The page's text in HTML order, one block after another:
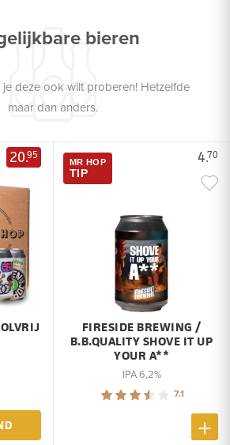
bieren
deze ook wilt proberen! Hetzelfde
maar dan anders.
20.95 4.70
MR HOP
TIP
FIRESIDE BREWING /
B.B.QUALITY SHOVE IT UP
YOUR A**
IPA 6,2%
7.1